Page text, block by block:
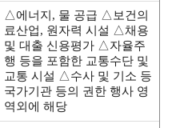
△에너지, 물 공급 △보건의
료산업, 원자력 시설 △채용
및 대출 신용평가 △자율주
행 등을 포함한 교통수단 및
교통 시설 △수사 및 기소 등
국가기관 등의 권한 행사 영
역외에 해당